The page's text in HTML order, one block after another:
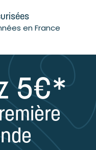
en France
5€*